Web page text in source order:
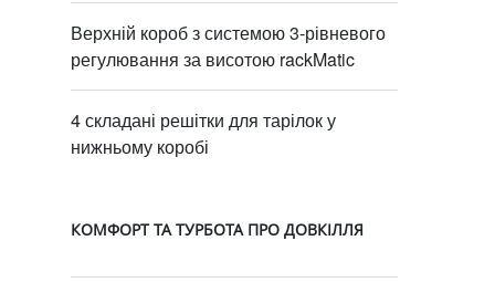
Верхній короб з системою 3-рівневого
регулювання за висотою rackMatic
4 складані решітки для тарілок у
нижньому коробі
КОМФОРТ ТА ТУРБОТА ПРО ДОВКІЛЛЯ